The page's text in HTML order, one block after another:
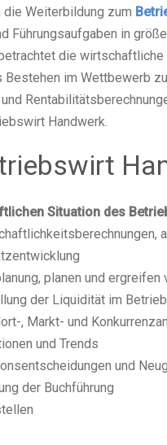
Weiterbildung zum
Führungsaufgaben in
die
Bestehen im Wettbewerb
Handwerk.
Situation des
planen und ergreifen
der Liquidität im Betrieb
, Markt- und
und Trends
und
der Buchführung